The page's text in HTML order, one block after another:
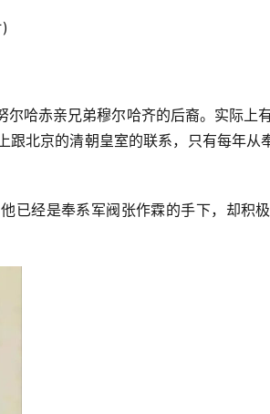
哈赤亲兄弟穆尔哈齐的后裔。实际上
跟北京的清朝皇室的联系，只有每年从
已经是奉系军阀张作霖的手下，却积